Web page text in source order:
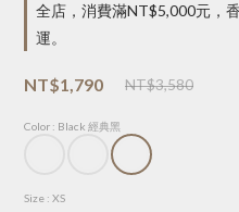
全店，消費滿NT$5,000元，
運。
NT$1,790 NT$3,580
Color : Black 經典黑
Size : XS